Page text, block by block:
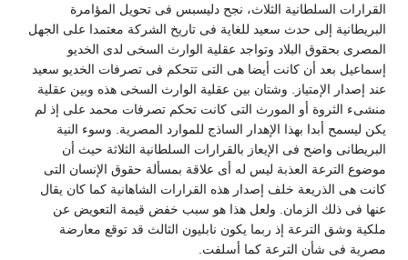
السلطانية الثلاث، نجح دليسبس فى تحويل المؤامرة
إلى حدث سعيد للغاية فى تاريخ الشركة معتمدا على الجهل
بحقوق البلاد وتواجد عقلية الوارث السخى لدى الخديو
بعد أن كانت أيضا هى التى تتحكم فى تصرفات الخديو سعيد
إصدار الإمتياز. وشتان بين عقلية الوارث السخى هذه وبين عقلية
الثروة أو المورث التى كانت تحكم تصرفات محمد على إذ لم
ليسمح أبدا بهذا الإهدار الساذج للموارد المصرية. وسوء النية
واضح فى الإيعاز بالقرارات السلطانية الثلاثة حيث أن
الترعة العذبة ليس له أى علاقة بمسألة حقوق الإنسان التى
هى الذريعة خلف إصدار هذه القرارات الشاهانية كما كان يقال
فى ذلك الزمان. ولعل هذا هو سبب خفض قيمة التعويض عن
وشق الترعة إذ ربما يكون نابليون الثالث قد توقع معارضة
فى شأن الترعة كما أسلفت.